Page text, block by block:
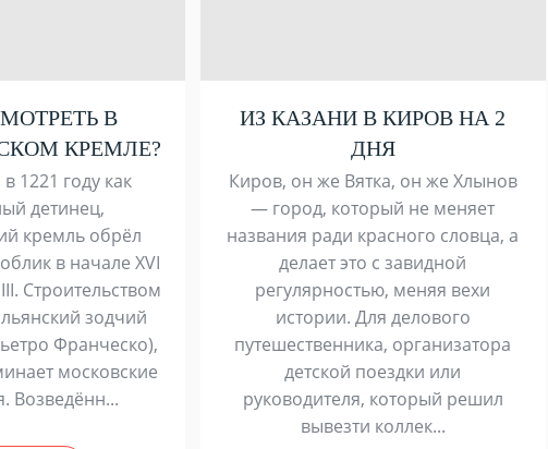
В
КРЕМЛЕ?
1221 году как
детинец,
кремль обрёл
в начале XVI
Строительством
зодчий
Франческо),
московские
Возведённ...
ИЗ КАЗАНИ В КИРОВ НА 2
ДНЯ
Киров, он же Вятка, он же Хлынов
— город, который не меняет
названия ради красного словца, а
делает это с завидной
регулярностью, меняя вехи
истории. Для делового
путешественника, организатора
детской поездки или
руководителя, который решил
вывезти коллек...